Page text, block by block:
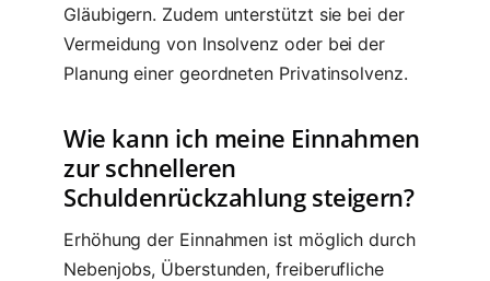
Gläubigern. Zudem unterstützt sie bei der
Vermeidung von Insolvenz oder bei der
Planung einer geordneten Privatinsolvenz.
Wie kann ich meine Einnahmen
zur schnelleren
Schuldenrückzahlung steigern?
Erhöhung der Einnahmen ist möglich durch
Nebenjobs, Überstunden, freiberufliche